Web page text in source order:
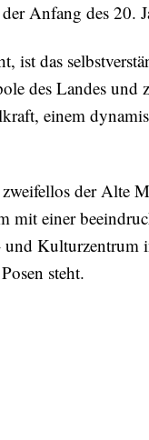
der Anfang des
ist das
des Landes
einem
der Alte
mit einer
Kulturzentrum
steht.